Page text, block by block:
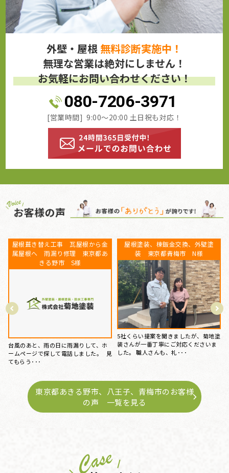
外壁・屋根 無料診断実施中！
無理な営業は絶対にしません！
お気軽にお問い合わせください！
080-7206-3971
[営業時間] 9:00～20:00 土日祝も対応！
東京都あきる野市 外壁塗装 屋
根塗装 アドグリーンコート
以前から、外壁のひび割れを始め、洋
瓦特有のカビや汚れなどが気になって
おり、菊地塗装さんのホー･･･
ベランダFRP防水工事、屋根カバー
工事、外壁塗装、庇補修工事 東
京都八王子 K様
15年前にマイホームを購入してから、
特にお手入れはしておらず、ある時庇
東京都あきる野市、八王子、青梅市のお客様
の声 一覧を見る